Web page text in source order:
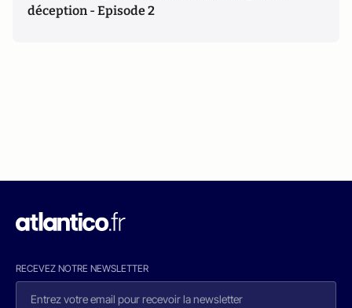
déception - Episode 2
RECEVEZ NOTRE NEWSLETTER